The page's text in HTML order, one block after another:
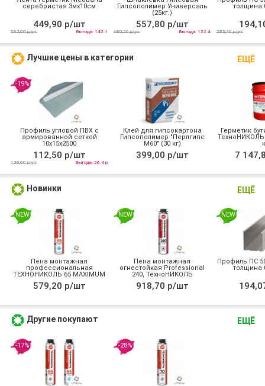
серебристая 3мх10см
449,90 р/шт
592,00 р/уп Выгода: 142.1
Гипсополимер Универсаль
(25кг.)
557,80 р/шт
680,20 р/уп Выгода: 122.4
толщина
285,40 р/уп
ЕЩЁ
Лучшие цены в категории
-19%
Профиль угловой ПВХ с
армированной сеткой
10х15x2500
112,50 р/шт
138,90 р/уп Выгода: 26.4 р
Клей для гипсокартона
Гипсополимер "Перлгипс
М60" (30 кг)
399,00 р/шт
Герметик
7
ЕЩЁ
Новинки
NEW
Пена монтажная
профессиональная
ТЕХНОНИКОЛЬ 65 MAXIMUM
зимняя
579,20 р/шт
NEW
Пена монтажная
огнестойкая Professional
240, ТехноНИКОЛЬ
918,70 р/шт
NEW
Профиль ПС
толщина
ЕЩЁ
Другие покупают
-17% -28%